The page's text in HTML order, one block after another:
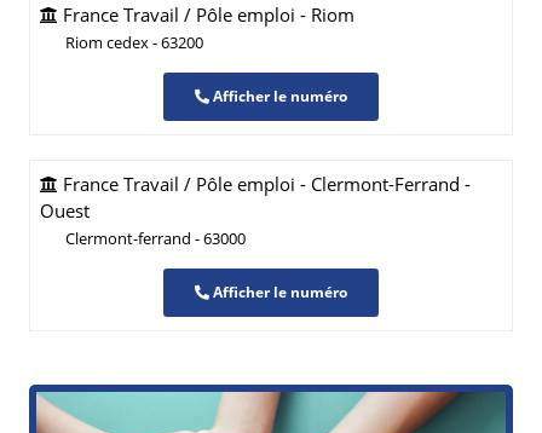
France Travail / Pôle emploi - Riom
Riom cedex - 63200
Afficher le numéro
France Travail / Pôle emploi - Clermont-Ferrand -
Ouest
Clermont-ferrand - 63000
Afficher le numéro